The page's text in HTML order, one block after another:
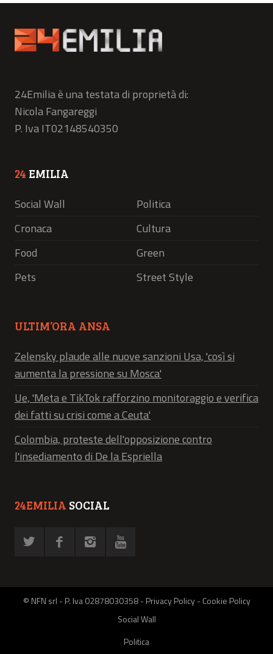
24Emilia è una testata di proprietà di:
Nicola Fangareggi
P. Iva IT02148540350
24 EMILIA
Social Wall
Politica
Cronaca
Cultura
Food
Green
Pets
Street Style
ULTIM’ORA ANSA
Zelensky plaude alle nuove sanzioni Usa, 'così si
aumenta la pressione su Mosca'
Ue, 'Meta e TikTok rafforzino monitoraggio e verifica
dei fatti su crisi come a Ceuta'
Colombia, proteste dell'opposizione contro
l'insediamento di De la Espriella
24EMILIA SOCIAL
© NFN srl - P. Iva 02878030358 -Privacy Policy-Cookie Policy
Social Wall
Politica